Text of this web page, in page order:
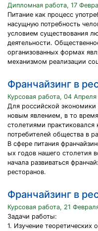
Дипломная работа, 17
Питание как процесс
насущную потребность
условием существования
деятельности.
организованных формах
механизмом реализации
Франчайзинг в
Курсовая работа, 04
Для российской экономики
новым явлением, в то
столетиями практиковался
потребителей общества в
В сфере питания
ых годов нашего столетия
начала развиваться
ресторанов.
Франчайзинг в
Курсовая работа, 21
Задачи работы:
1. Изучение теоретических